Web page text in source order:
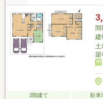
間
建
築
2階建て 駐車